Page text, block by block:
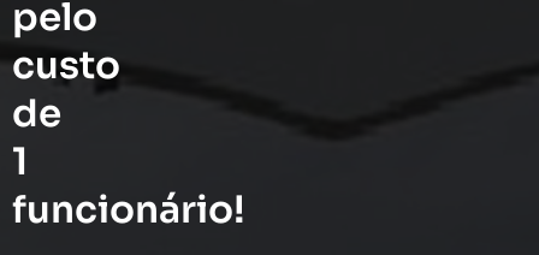
pelo
custo
de
1
funcionário!